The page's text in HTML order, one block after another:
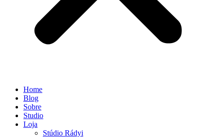
Home
Blog
Sobre
Studio
Loja
Stúdio Rádyi